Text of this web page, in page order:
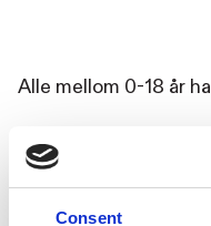
Consent
Alle mellom 0-18 år
Hver torsdag og
Multisalen kun for